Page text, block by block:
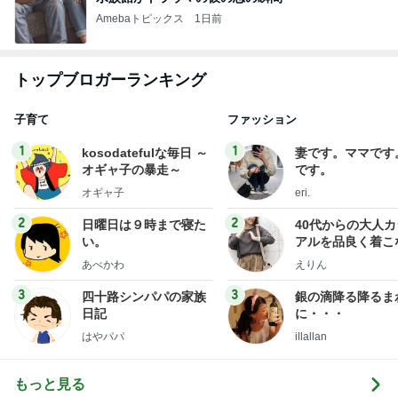
Amebaトピックス 1日前
トップブロガーランキング
子育て
1
kosodatefulな毎日 ～
オギャ子の暴走～
オギャ子
2
日曜日は９時まで寝た
い。
あべかわ
3
四十路シンパパの家族
日記
はやパパ
ファッション
1
妻です。ママです
です。
eri.
2
40代からの大人
アルを品良く着こ
ファッションブロ
えりん
3
銀の滴降る降るま
に・・・
illallan
もっと見る